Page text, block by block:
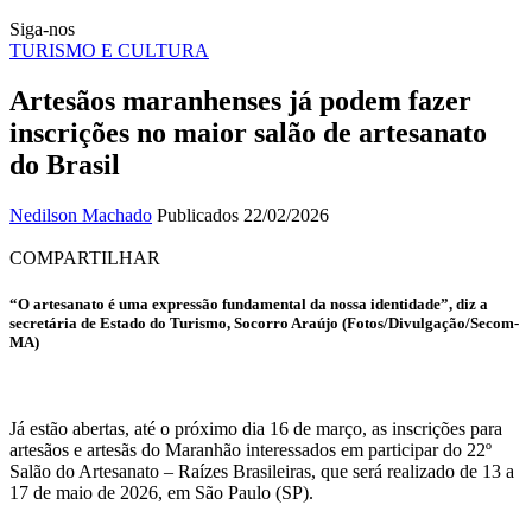
Siga-nos
TURISMO E CULTURA
Artesãos maranhenses já podem fazer
inscrições no maior salão de artesanato
do Brasil
Nedilson Machado Publicados 22/02/2026
COMPARTILHAR
“O artesanato é uma expressão fundamental da nossa identidade”, diz a
secretária de Estado do Turismo, Socorro Araújo (Fotos/Divulgação/Secom-
MA)
Já estão abertas, até o próximo dia 16 de março, as inscrições para
artesãos e artesãs do Maranhão interessados em participar do 22º
Salão do Artesanato – Raízes Brasileiras, que será realizado de 13 a
17 de maio de 2026, em São Paulo (SP).